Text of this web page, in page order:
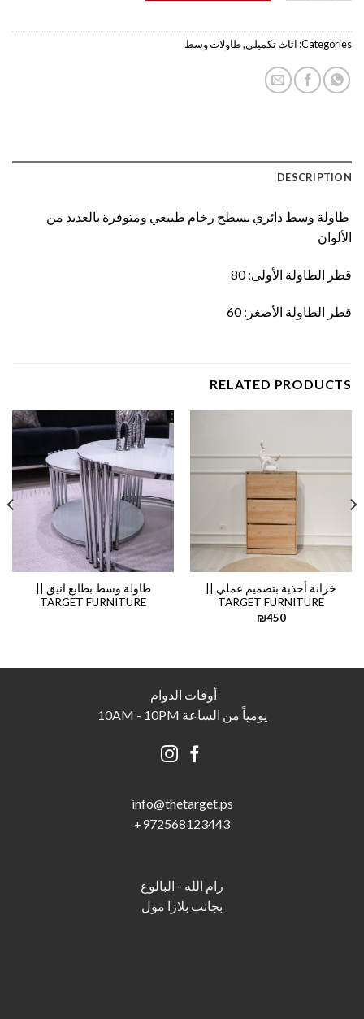
Categories: اثاث تكميلي,طاولات وسط
DESCRIPTION
طاولة وسط دائري بسطح رخام طبيعي ومتوفرة بالعديد من
الألوان
قطر الطاولة الأولى: 80
قطر الطاولة الأصغر: 60
RELATED PRODUCTS
خزانة أحذية بتصميم عملي ||
TARGET FURNITURE
₪450
طاولة وسط بطابع انيق ||
TARGET FURNITURE
أوقات الدوام
يومياً من الساعة 10AM - 10PM
info@thetarget.ps
972568123443
+
رام الله - البالوع
بجانب بلازا مول